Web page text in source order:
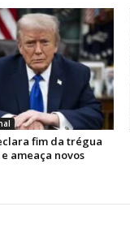
fim da trégua
ameaça novos